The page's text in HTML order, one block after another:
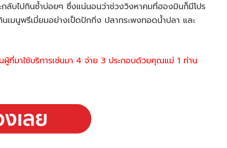
บไปกินซ้ำบ่อยๆ ซึ่งแน่นอนว่าช่วงวิงหาคมที่ฮองมินก็มีโปร
เมนูพรีเมี่ยมอย่างเป็ดปักกิ่ง ปลากระพงทอดน้ำปลา และ
ที่มาใช้บริการเช่นมา 4 จ่าย 3 ประกอบด้วยคุณแม่ 1 ท่าน